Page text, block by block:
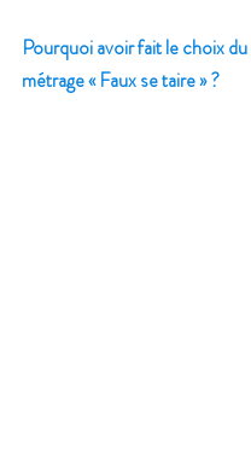
Pourquoi avoir fait le choix
métrage « Faux se taire » ?